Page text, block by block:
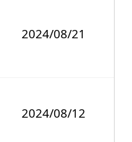
2024/08/21
2024/08/12